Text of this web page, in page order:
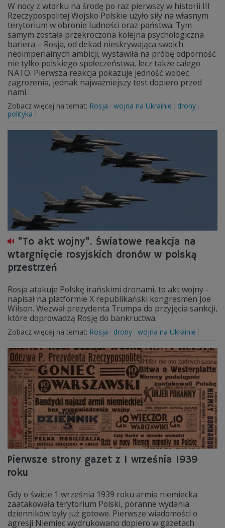
W nocy z wtorku na środę po raz pierwszy w historii III
Rzeczypospolitej Wojsko Polskie użyło siły na własnym
terytorium w obronie ludności oraz państwa. Tym
samym została przekroczona kolejna psychologiczna
bariera – Rosja, od dekad nieskrywająca swoich
neoimperialnych ambicji, wystawiła na próbę odporność
nie tylko polskiego społeczeństwa, lecz także całego
NATO. Pierwsza reakcja pokazuje jedność wobec
zagrożenia, jednak najważniejszy test dopiero przed
nami.
Zobacz więcej na temat: Rosja wojna na Ukrainie
drony
polityka
"To akt wojny". Światowe reakcja na
wtargnięcie rosyjskich dronów w polską
przestrzeń
Rosja atakuje Polskę irańskimi dronami, to akt wojny -
napisał na platformie X republikański kongresmen Joe
Wilson. Wezwał prezydenta Trumpa do przyjęcia sankcji,
które doprowadzą Rosję do bankructwa.
Zobacz więcej na temat: Rosja drony wojna na Ukrainie
Pierwsze strony gazet z 1 września 1939
roku
Gdy o świcie 1 września 1939 roku armia niemiecka
zaatakowała terytorium Polski, poranne wydania
dzienników były już gotowe. Pierwsze wiadomości o
agresji Niemiec wydrukowano dopiero w gazetach